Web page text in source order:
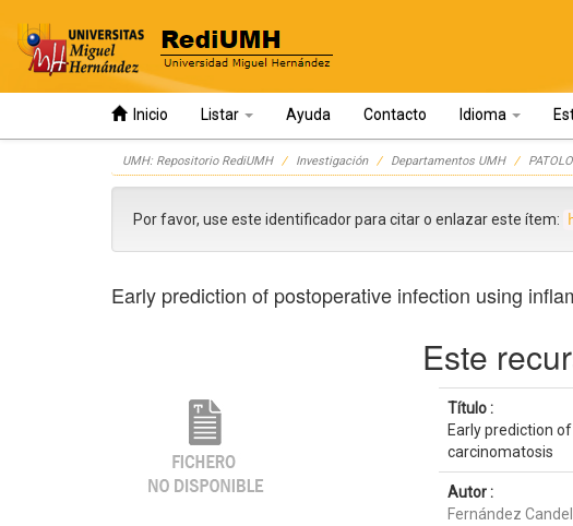
Inicio Listar Ayuda Contacto Idioma
UMH: Repositorio RediUMH Investigación Departamentos UMH
Por favor, use este identificador para citar o enlazar este ítem:
Early prediction of postoperative infection using
Este
Título :
Early prediction
carcinomatosis
Autor :
Fernández